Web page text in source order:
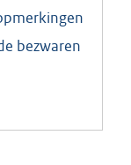
bezwaren